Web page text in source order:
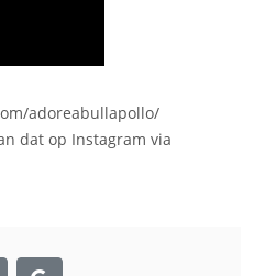
adoreabullapollo/
dat op Instagram via